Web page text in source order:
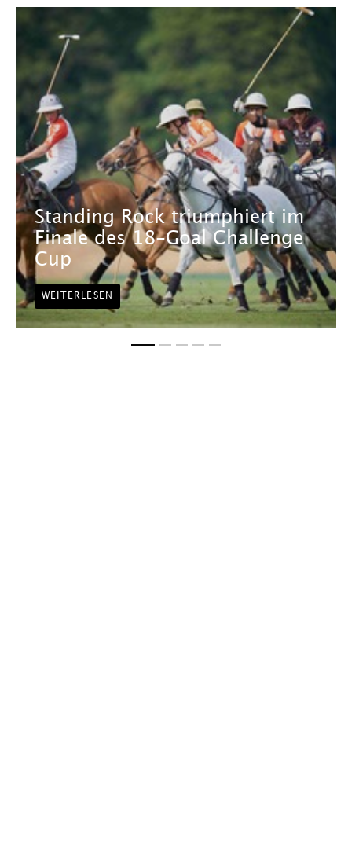
Standing Rock triumphiert im
Finale des 18-Goal Challenge
Cup
WEITERLESEN